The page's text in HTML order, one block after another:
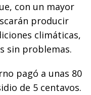
con un mayor
producir
climáticas,
sin problemas.
pagó a unas 80
de 5 centavos.